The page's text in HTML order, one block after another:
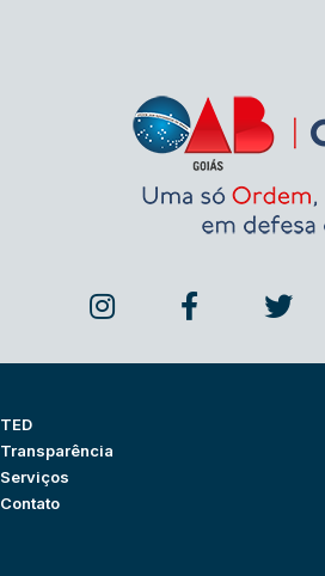
TED
Transparência
Serviços
Contato